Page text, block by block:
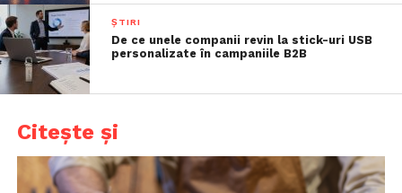
ȘTIRI
De ce unele companii revin la stick-uri USB
personalizate în campaniile B2B
Citește și